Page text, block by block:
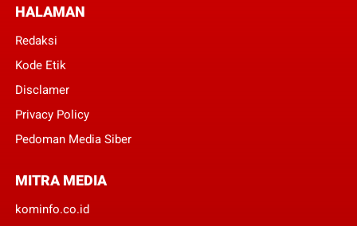
HALAMAN
Redaksi
Kode Etik
Disclamer
Privacy Policy
Pedoman Media Siber
MITRA MEDIA
kominfo.co.id